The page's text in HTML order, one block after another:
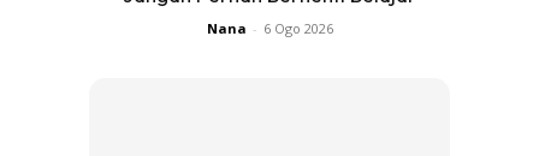
Nana - 6 Ogo 2026